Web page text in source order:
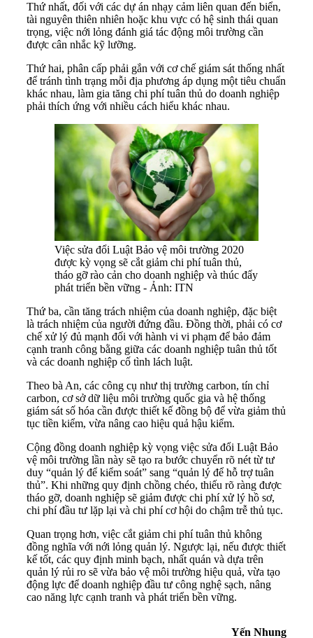
Thứ nhất, đối với các dự án nhạy cảm liên quan đến biển,
tài nguyên thiên nhiên hoặc khu vực có hệ sinh thái quan
trọng, việc nới lỏng đánh giá tác động môi trường cần
được cân nhắc kỹ lưỡng.
Thứ hai, phân cấp phải gắn với cơ chế giám sát thống nhất
để tránh tình trạng mỗi địa phương áp dụng một tiêu chuẩn
khác nhau, làm gia tăng chi phí tuân thủ do doanh nghiệp
phải thích ứng với nhiều cách hiểu khác nhau.
Việc sửa đổi Luật Bảo vệ môi trường 2020
được kỳ vọng sẽ cắt giảm chi phí tuân thủ,
tháo gỡ rào cản cho doanh nghiệp và thúc đẩy
phát triển bền vững - Ảnh: ITN
Thứ ba, cần tăng trách nhiệm của doanh nghiệp, đặc biệt
là trách nhiệm của người đứng đầu. Đồng thời, phải có cơ
chế xử lý đủ mạnh đối với hành vi vi phạm để bảo đảm
cạnh tranh công bằng giữa các doanh nghiệp tuân thủ tốt
và các doanh nghiệp cố tình lách luật.
Theo bà An, các công cụ như thị trường carbon, tín chỉ
carbon, cơ sở dữ liệu môi trường quốc gia và hệ thống
giám sát số hóa cần được thiết kế đồng bộ để vừa giảm thủ
tục tiền kiểm, vừa nâng cao hiệu quả hậu kiểm.
Cộng đồng doanh nghiệp kỳ vọng việc sửa đổi Luật Bảo
vệ môi trường lần này sẽ tạo ra bước chuyển rõ nét từ tư
duy “quản lý để kiểm soát” sang “quản lý để hỗ trợ tuân
thủ”. Khi những quy định chồng chéo, thiếu rõ ràng được
tháo gỡ, doanh nghiệp sẽ giảm được chi phí xử lý hồ sơ,
chi phí đầu tư lặp lại và chi phí cơ hội do chậm trễ thủ tục.
Quan trọng hơn, việc cắt giảm chi phí tuân thủ không
đồng nghĩa với nới lỏng quản lý. Ngược lại, nếu được thiết
kế tốt, các quy định minh bạch, nhất quán và dựa trên
quản lý rủi ro sẽ vừa bảo vệ môi trường hiệu quả, vừa tạo
động lực để doanh nghiệp đầu tư công nghệ sạch, nâng
cao năng lực cạnh tranh và phát triển bền vững.
Yến Nhung